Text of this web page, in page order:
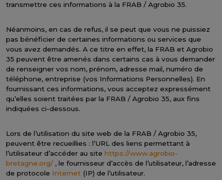
transmettre ces informations à la FRAB / Agrobio 35.
Néanmoins, en cas de refus, il se peut que vous ne puissiez
pas bénéficier de certaines informations ou services que
vous avez demandés. A ce titre en effet, la FRAB et Agrobio
35 peuvent être amenés dans certains cas à vous demander
de renseigner vos nom, prénom, adresse mail, numéro de
téléphone, entreprise (vos Informations Personnelles). En
fournissant ces informations, vous acceptez expressément
qu’elles soient traitées par la FRAB / Agrobio 35, aux fins
indiquées ci-dessous.
Lors de l’utilisation du site web de la FRAB / Agrobio 35,
peuvent être recueillies : l’URL des liens permettant à
l’utilisateur d’accéder au site https://www.agrobio-
bretagne.org/ , le fournisseur d’accès de l’utilisateur, l’adresse
de protocole Internet (IP) de l’utilisateur.